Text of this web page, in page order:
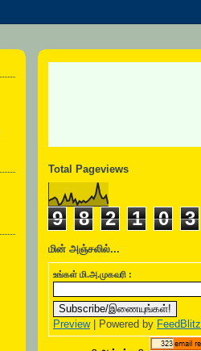
Total Pageviews
9 8 2 1 0 3
மின் அஞ்சலில்...
உங்கள் மி.அ.முகவரி :
Preview| Powered by FeedBlitz